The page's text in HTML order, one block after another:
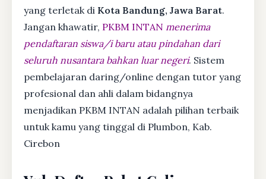
yang terletak di Kota Bandung, Jawa Barat.
Jangan khawatir, PKBM INTAN menerima
pendaftaran siswa/i baru atau pindahan dari
seluruh nusantara bahkan luar negeri. Sistem
pembelajaran daring/online dengan tutor yang
profesional dan ahli dalam bidangnya
menjadikan PKBM INTAN adalah pilihan terbaik
untuk kamu yang tinggal di Plumbon, Kab.
Cirebon